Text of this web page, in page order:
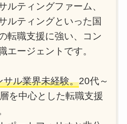
ルティングファーム、
ルティングといった国
転職支援に強い、コン
エージェントです。
ル業界未経験。20代～
を中心とした転職支援